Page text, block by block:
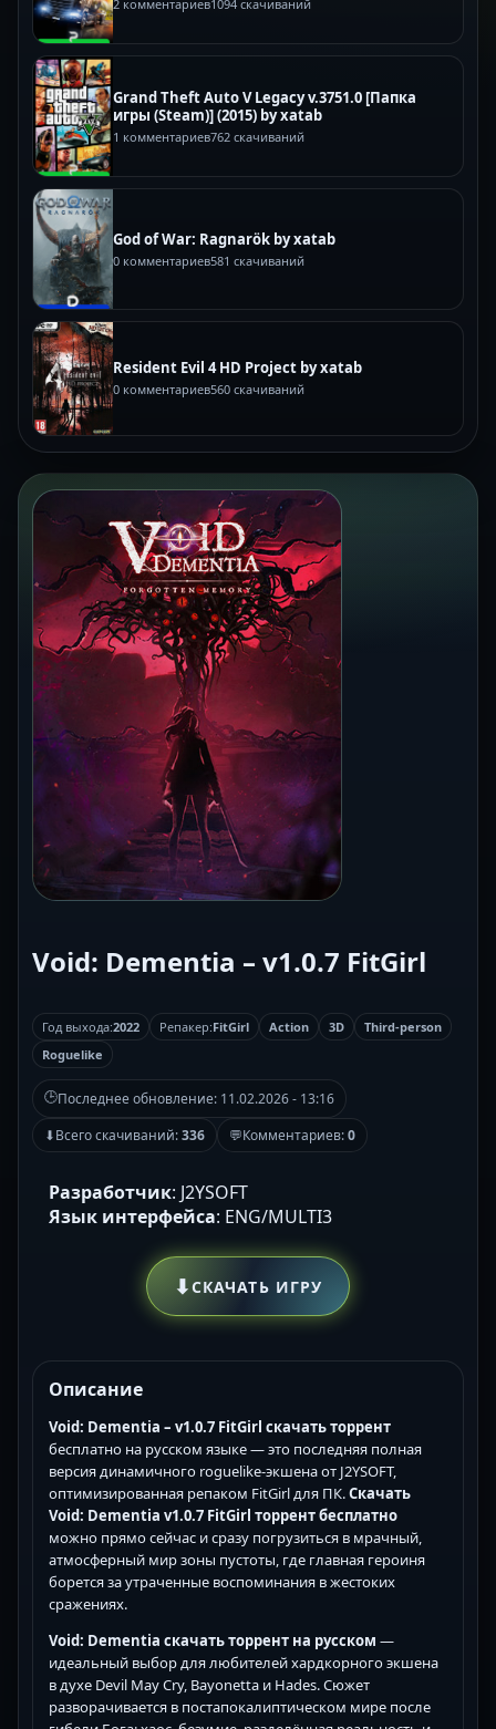
2 комментариев1094 скачиваний
Grand Theft Auto V Legacy v.3751.0 [Папка
игры (Steam)] (2015) by xatab
1 комментариев762 скачиваний
God of War: Ragnarök by xatab
0 комментариев581 скачиваний
Resident Evil 4 HD Project by xatab
0 комментариев560 скачиваний
Void: Dementia – v1.0.7 FitGirl
Год выхода:2022 Репакер:FitGirl Action 3D
Third-person
Roguelike
🕒Последнее обновление: 11.02.2026 - 13:16
⬇Всего скачиваний:336 💬Комментариев:0
Разработчик: J2YSOFT
Язык интерфейса: ENG/MULTI3
⬇СКАЧАТЬ ИГРУ
Описание
Void: Dementia – v1.0.7 FitGirl скачать торрент
бесплатно на русском языке — это последняя полная
версия динамичного roguelike-экшена от J2YSOFT,
оптимизированная репаком FitGirl для ПК.Скачать
Void: Dementia v1.0.7 FitGirl торрент бесплатно
можно прямо сейчас и сразу погрузиться в мрачный,
атмосферный мир зоны пустоты, где главная героиня
борется за утраченные воспоминания в жестоких
сражениях.
Void: Dementia скачать торрент на русском —
идеальный выбор для любителей хардкорного экшена
в духе Devil May Cry, Bayonetta и Hades. Сюжет
разворачивается в постапокалиптическом мире после